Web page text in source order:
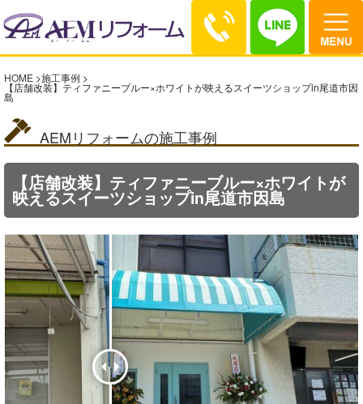
HOME >施工事例 >
【店舗改装】ティファニーブルー×ホワイトが映えるスイーツショップin尾道市因
島
AEMリフォームの施工事例
【店舗改装】ティファニーブルー×ホワイトが
映えるスイーツショップin尾道市因島